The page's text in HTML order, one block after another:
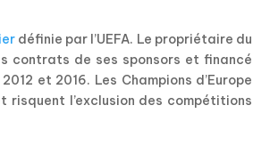
définie par l’UEFA. Le propriétaire du
contrats de ses sponsors et financé
et 2016. Les Champions d’Europe
l’exclusion des compétitions